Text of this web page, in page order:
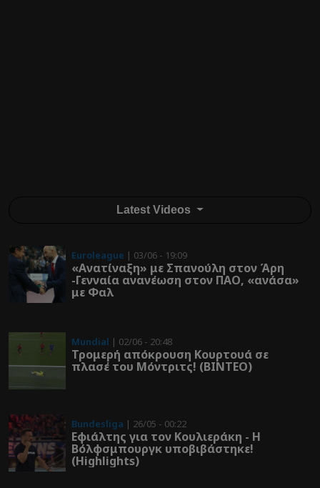
Latest Videos
Euroleague | 03/06 - 19:09
«Ανατίναξη» με Σπανούλη στον Άρη
-Γενναία ανανέωση στον ΠΑΟ, «ανάσα»
με Φαλ
Mundial | 02/06 - 20:48
Τρομερή απόκρουση Κουρτουά σε
πλασέ του Μόντριτς! (ΒΙΝΤΕΟ)
Bundesliga | 26/05 - 00:22
Εφιάλτης για τον Κουλιεράκη - Η
Βόλφσμπουργκ υποβιβάστηκε!
(Highlights)